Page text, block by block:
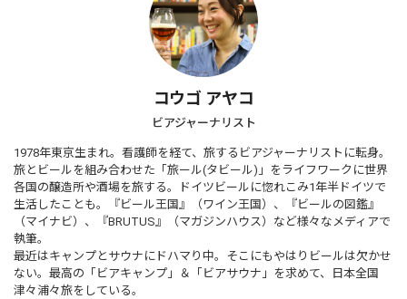
コウゴ アヤコ
ビアジャーナリスト
1978年東京生まれ。看護師を経て、旅するビアジャーナリストに転身。
旅とビールを組み合わせた「旅ール(タビール)」をライフワークに世界
各国の醸造所や酒場を旅する。ドイツビールに惚れこみ1年半ドイツで
生活したことも。『ビール王国』（ワイン王国）、『ビールの図鑑』
（マイナビ）、『BRUTUS』（マガジンハウス）など様々なメディアで
執筆。
最近はキャンプとサウナにドハマり中。そこにもやはりビールは欠かせ
ない。最高の「ビアキャンプ」＆「ビアサウナ」を求めて、日本全国
津々浦々旅をしている。